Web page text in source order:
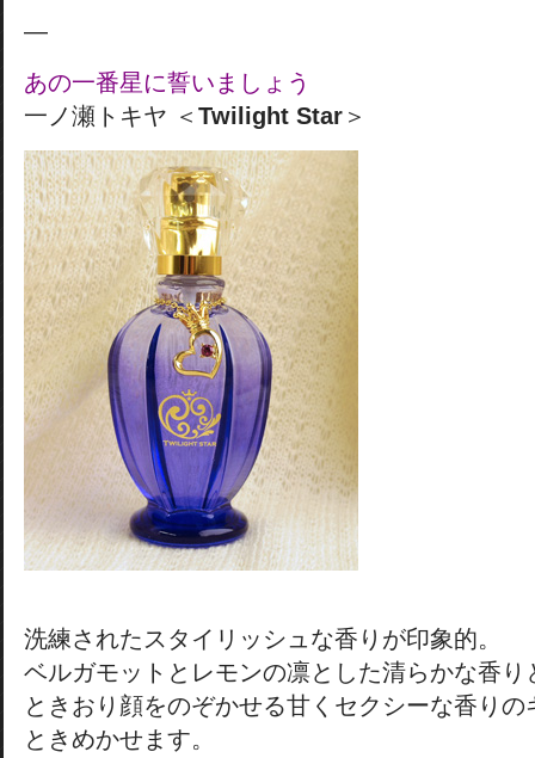
—
あの一番星に誓いましょう
一ノ瀬トキヤ ＜ Twilight Star ＞
洗練されたスタイリッシュな香りが印象的。
ベルガモットとレモンの凛とした清らかな香り
ときおり顔をのぞかせる甘くセクシーな香り
ときめかせます。